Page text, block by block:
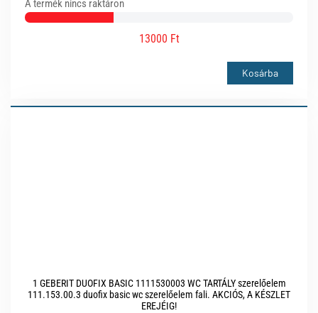
A termék nincs raktáron
13000 Ft
Kosárba
1 GEBERIT DUOFIX BASIC 1111530003 WC TARTÁLY szerelőelem
111.153.00.3 duofix basic wc szerelőelem fali. AKCIÓS, A KÉSZLET
EREJÉIG!